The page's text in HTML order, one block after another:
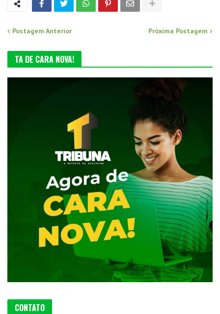
Postagem Anterior Próxima Postagem
TA DE CARA NOVA!
CONTATO